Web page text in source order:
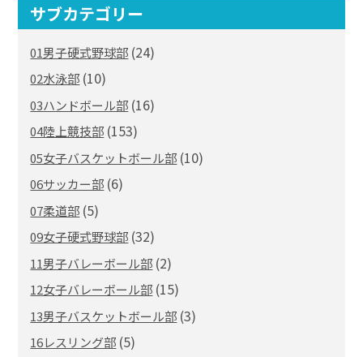
サブカテゴリー
01男子硬式野球部 (24)
02水泳部 (10)
03ハンドボール部 (16)
04陸上競技部 (153)
05女子バスケットボール部 (10)
06サッカー部 (6)
07柔道部 (5)
09女子硬式野球部 (32)
11男子バレーボール部 (2)
12女子バレーボール部 (15)
13男子バスケットボール部 (3)
16レスリング部 (5)